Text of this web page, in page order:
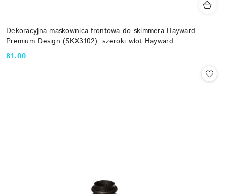
Dekoracyjna maskownica frontowa do skimmera Hayward
Premium Design (SKX3102), szeroki wlot Hayward
Cena:
81.00